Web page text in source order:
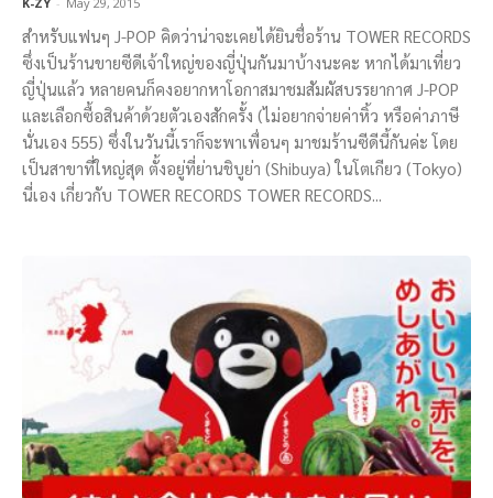
สำหรับแฟนๆ J-POP คิดว่าน่าจะเคยได้ยินชื่อร้าน TOWER RECORDS
ซึ่งเป็นร้านขายซีดีเจ้าใหญ่ของญี่ปุ่นกันมาบ้างนะคะ หากได้มาเที่ยว
ญี่ปุ่นแล้ว หลายคนก็คงอยากหาโอกาสมาชมสัมผัสบรรยากาศ J-POP
และเลือกซื้อสินค้าด้วยตัวเองสักครั้ง (ไม่อยากจ่ายค่าหิ้ว หรือค่าภาษี
นั่นเอง 555) ซึ่งในวันนี้เราก็จะพาเพื่อนๆ มาชมร้านซีดีนี้กันค่ะ โดย
เป็นสาขาที่ใหญ่สุด ตั้งอยู่ที่ย่านชิบูย่า (Shibuya) ในโตเกียว (Tokyo)
นี่เอง เกี่ยวกับ TOWER RECORDS TOWER RECORDS...